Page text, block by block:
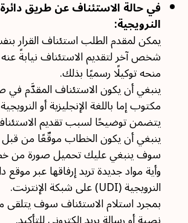
في حالة الاستئناف عن طريق
النرويجية:
يمكن لمقدم الطلب استئناف القرار
شخص آخر لتقديم الاستئناف نيابةً
منحه توكيلًا رسميًا بذلك.
ينبغي أن يكون الاستئناف المقدَّم
مكتوب إما باللغة الإنجليزية أو
يتضمن توضيحًا لسبب تقديم
ينبغي أن يكون الخطاب موقّعًا من
سوف ينبغي عليك تحميل صورة من
وأية مواد جديدة تريد إرفاقها عبر موقع
النرويجية (UDI) على شبكة الإنترنت.
بمجرد استلام الاستئناف سوف يتلقى